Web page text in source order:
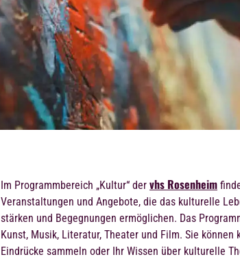
Im Programmbereich „Kultur“ der vhs Rosenheim
Veranstaltungen und Angebote, die das kulturelle
stärken und Begegnungen ermöglichen. Das
Kunst, Musik, Literatur, Theater und Film. Sie können
Eindrücke sammeln oder Ihr Wissen über kulturelle